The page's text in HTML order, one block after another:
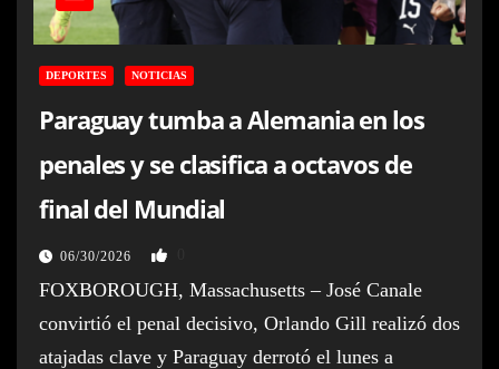
DEPORTES NOTICIAS
Paraguay tumba a Alemania en los
penales y se clasifica a octavos de
final del Mundial
06/30/2026
FOXBOROUGH, Massachusetts – José Canale
convirtió el penal decisivo, Orlando Gill realizó dos
atajadas clave y Paraguay derrotó el lunes a